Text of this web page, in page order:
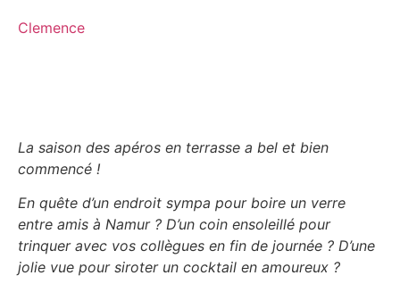
Clemence
La saison des apéros en terrasse a bel et bien
commencé !
En quête d’un endroit sympa pour boire un verre
entre amis à Namur ? D’un coin ensoleillé pour
trinquer avec vos collègues en fin de journée ? D’une
jolie vue pour siroter un cocktail en amoureux ?